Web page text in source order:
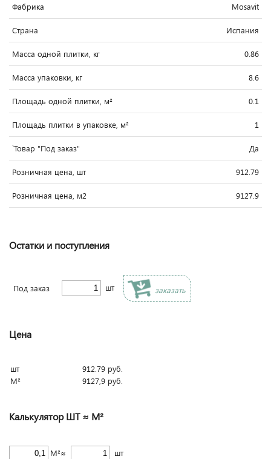
Фабрика Mosavit
Страна Испания
Масса одной плитки, кг 0.86
Масса упаковки, кг 8.6
Площадь одной плитки, м² 0.1
Площадь плитки в упаковке, м² 1
`Товар "Под заказ" Да
Розничная цена, шт 912.79
Розничная цена, м2 9127.9
Остатки и поступления
Под заказ шт заказать
Цена
шт 912.79 руб.
М²
9127,9 руб.
Калькулятор ШТ ≈ М²
М²≈ шт